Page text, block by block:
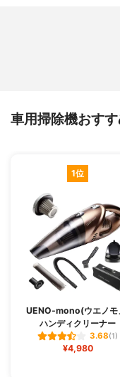
車用掃除機おす
1位
UENO-mono(ウエノモ
ハンディクリーナー
3.68(1)
¥4,980